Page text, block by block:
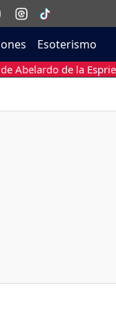
Esoterismo
Abelardo de la